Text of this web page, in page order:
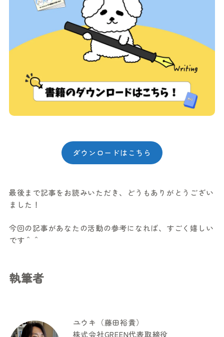
ダウンロードはこちら
最後まで記事をお読みいただき、どうもありがとうござい
ました！
今回の記事があなたの活動の参考になれば、すごく嬉しい
です＾＾
執筆者
ユウキ（藤田裕貴）
株式会社GREEN代表取締役